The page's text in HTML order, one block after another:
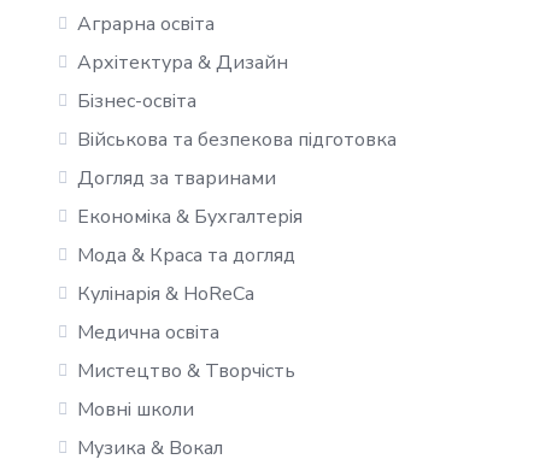
Аграрна освіта
Архітектура & Дизайн
Бізнес-освіта
Військова та безпекова підготовка
Догляд за тваринами
Економіка & Бухгалтерія
Мода & Краса та догляд
Кулінарія & HoReCa
Медична освіта
Мистецтво & Творчість
Мовні школи
Музика & Вокал